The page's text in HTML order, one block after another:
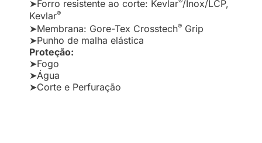
➤Forro resistente ao corte: Kevlar /Inox/LCP,
Kevlar®
➤Membrana: Gore-Tex Crosstech®Grip
➤Punho de malha elástica
Proteção:
➤Fogo
➤Água
➤Corte e Perfuração